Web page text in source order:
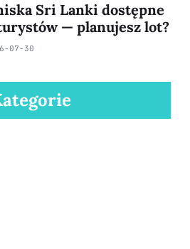
Sri Lanki dostępne
— planujesz lot?
07-30